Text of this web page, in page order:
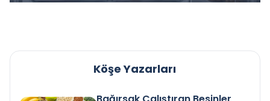
Köşe Yazarları